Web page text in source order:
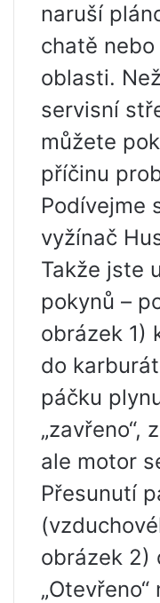
naruší
chatě
oblasti.
servisní
můžete
příčinu
Podívejme
vyžínač
Takže jste
pokynů –
obrázek 1)
do
páčku
„zavřeno“,
ale motor
Přesunutí
obrázek 2)